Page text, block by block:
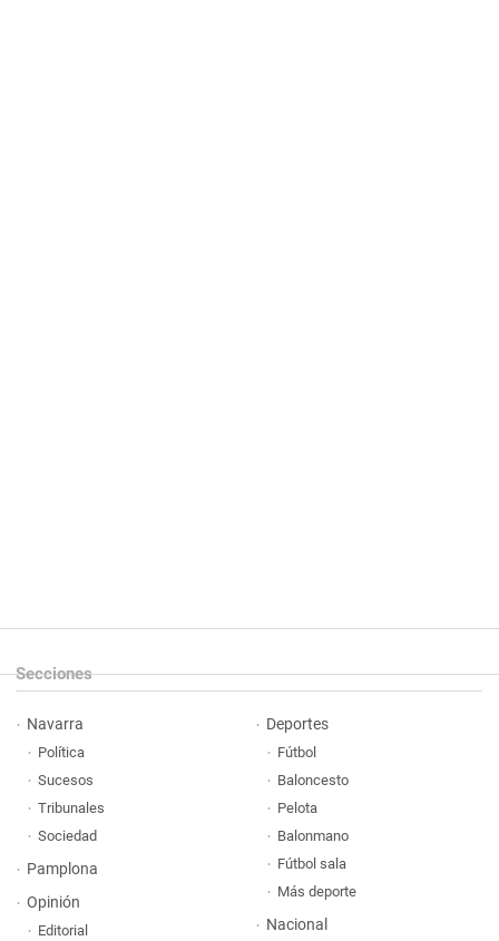
Secciones
Navarra
Política
Sucesos
Tribunales
Sociedad
Pamplona
Opinión
Editorial
Deportes
Fútbol
Baloncesto
Pelota
Balonmano
Fútbol sala
Más deporte
Nacional